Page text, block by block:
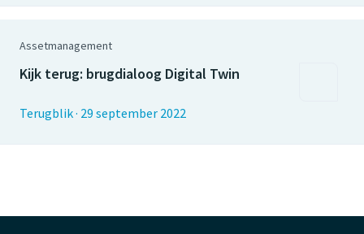
Assetmanagement
Kijk terug: brugdialoog Digital Twin
Terugblik· 29 september 2022